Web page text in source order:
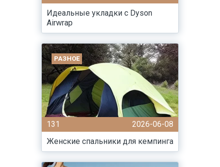
Идеальные укладки с Dyson
Airwrap
РАЗНОЕ
131
2026-06-08
Женские спальники для кемпинга